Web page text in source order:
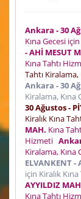
Ankara - 30
Kına Gecesi
- AHİ MESUT
Kına Tahtı
Tahtı Kiralama,
Ankara - 30
Kiralama, Kına
30 Ağustos -
Kiralık Kına
MAH. Kına
Hizmeti
Kiralama, Kına
ELVANKENT -
için Kiralık
AYYILDIZ
Kına Tahtı